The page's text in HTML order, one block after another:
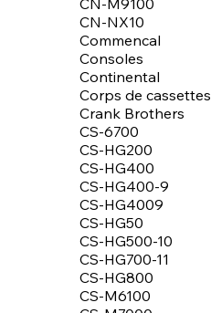
CN-NX10
Commencal
Consoles
Continental
Corps de cassettes
Crank Brothers
CS-6700
CS-HG200
CS-HG400
CS-HG400-9
CS-HG4009
CS-HG50
CS-HG500-10
CS-HG700-11
CS-HG800
CS-M6100